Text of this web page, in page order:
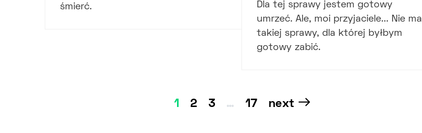
śmierć.
Dla tej sprawy jestem gotowy
umrzeć. Ale, moi przyjaciele... Nie ma
takiej sprawy, dla której byłbym
gotowy zabić.
Nawigacja
1 2 3 … 17 next